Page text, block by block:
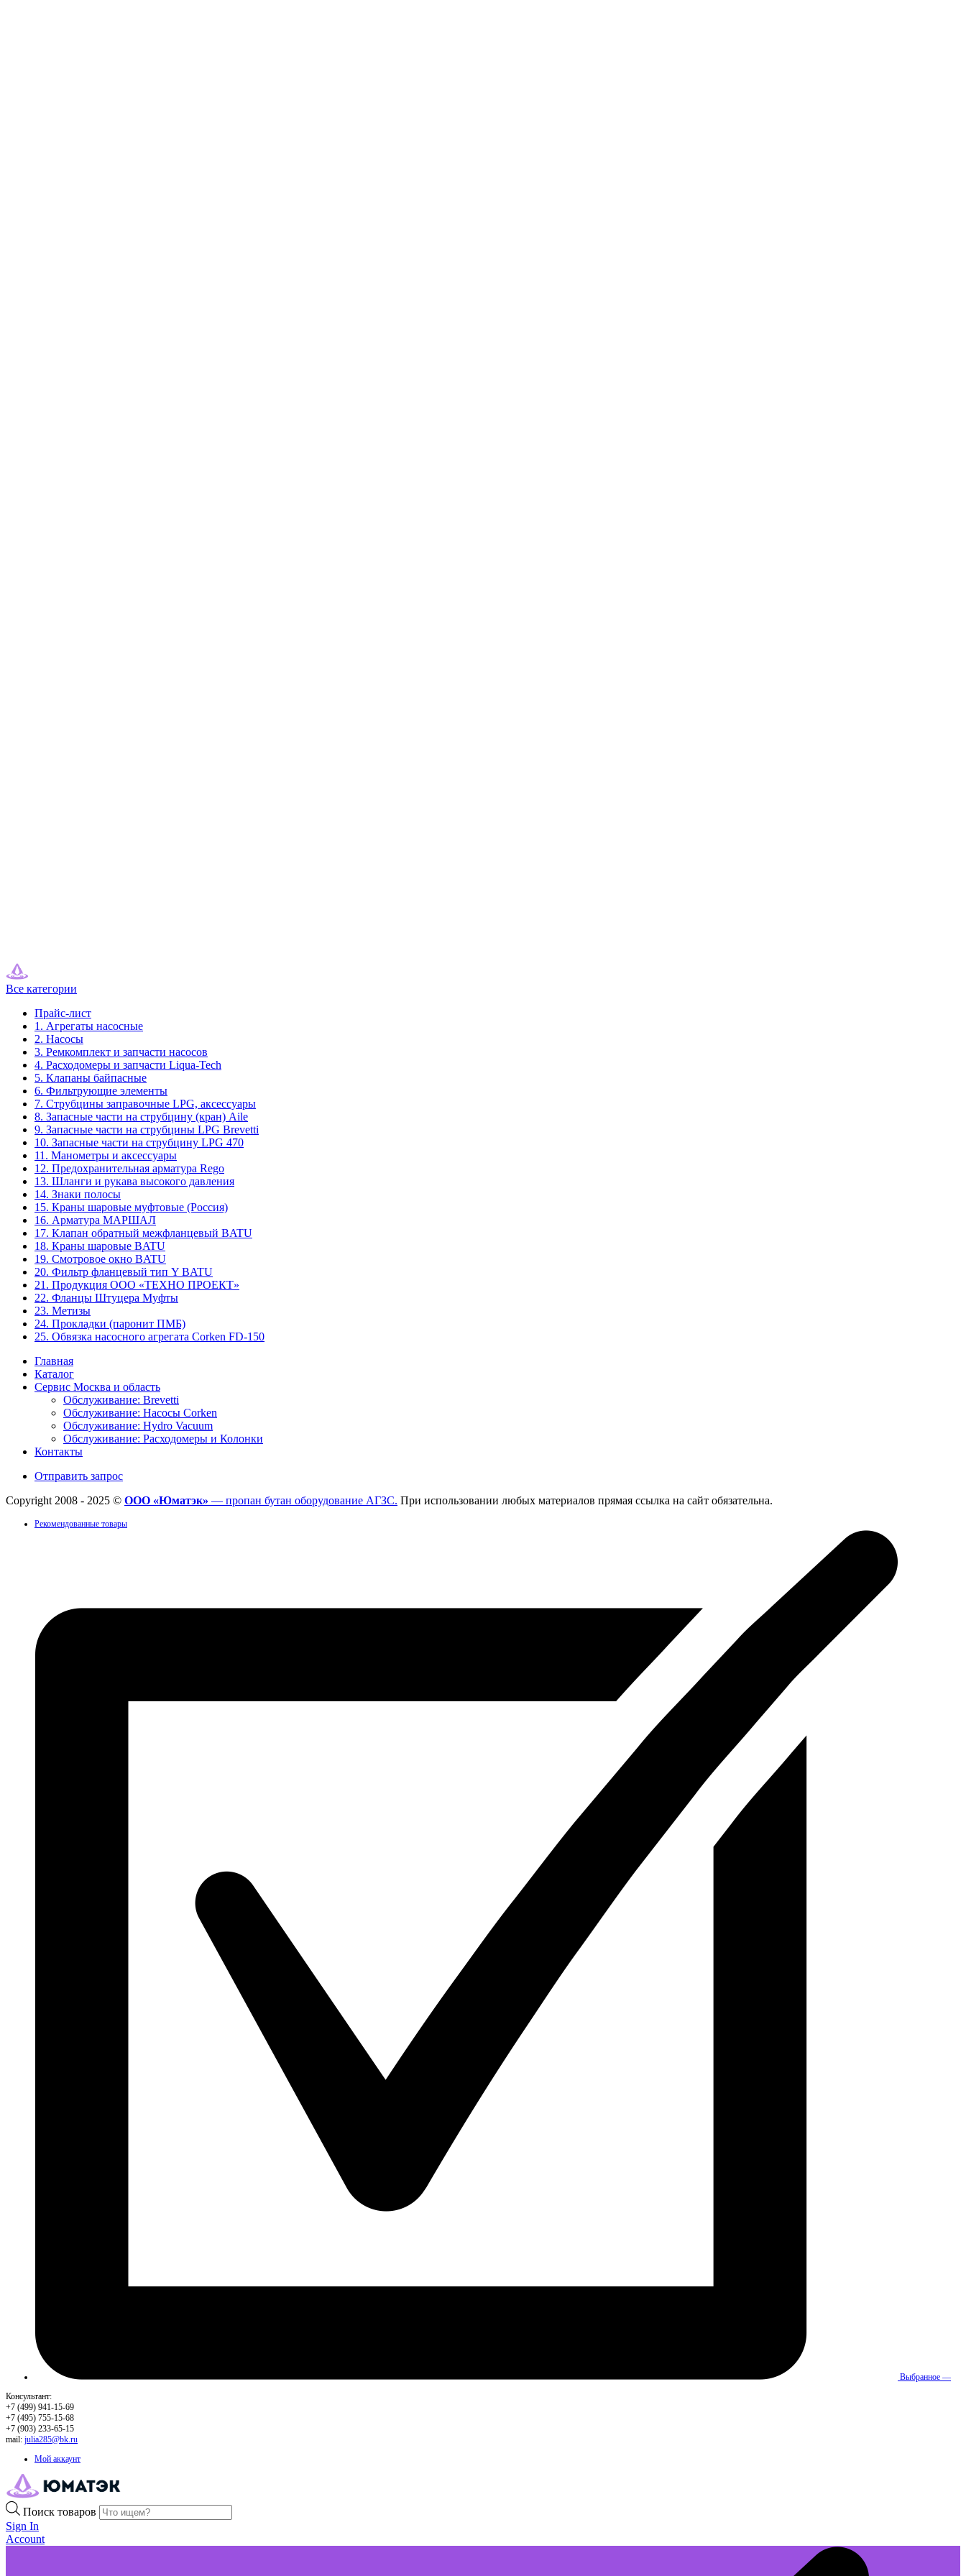
Все категории
Прайс-лист
1. Агрегаты насосные
2. Насосы
3. Ремкомплект и запчасти насосов
4. Расходомеры и запчасти Liqua-Tech
5. Клапаны байпасные
6. Фильтрующие элементы
7. Струбцины заправочные LPG, аксессуары
8. Запасные части на струбцину (кран) Aile
9. Запасные части на струбцины LPG Brevetti
10. Запасные части на струбцину LPG 470
11. Манометры и аксессуары
12. Предохранительная арматура Rego
13. Шланги и рукава высокого давления
14. Знаки полосы
15. Краны шаровые муфтовые (Россия)
16. Арматура МАРШАЛ
17. Клапан обратный межфланцевый BATU
18. Краны шаровые BATU
19. Смотровое окно BATU
20. Фильтр фланцевый тип Y BATU
21. Продукция ООО «ТЕХНО ПРОЕКТ»
22. Фланцы Штуцера Муфты
23. Метизы
24. Прокладки (паронит ПМБ)
25. Обвязка насосного агрегата Corken FD-150
Главная
Каталог
Сервис Москва и область
Обслуживание: Brevetti
Обслуживание: Насосы Corken
Обслуживание: Hydro Vacuum
Обслуживание: Расходомеры и Колонки
Контакты
Отправить запрос
Copyright 2008 - 2025 © ООО «Юматэк» — пропан бутан оборудование АГЗС. При использовании любых материалов прямая ссылка на сайт обязательна.
Рекомендованные товары
Выбранное —
Консультант:
+7 (499) 941-15-69
+7 (495) 755-15-68
+7 (903) 233-65-15
mail: julia285@bk.ru
Мой аккаунт
Поиск товаров
Sign In
Account